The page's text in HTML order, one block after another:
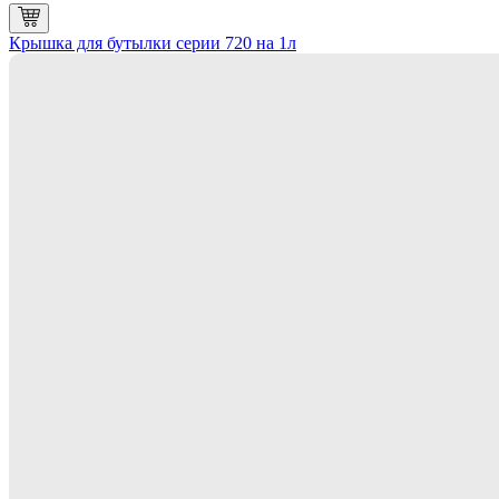
Крышка для бутылки серии 720 на 1л